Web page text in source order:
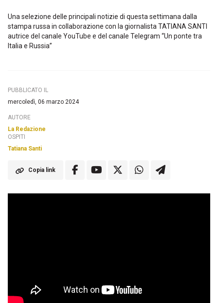
Una selezione delle principali notizie di questa settimana dalla
stampa russa in collaborazione con la giornalista TATIANA SANTI
autrice del canale YouTube e del canale Telegram “Un ponte tra
Italia e Russia”
PUBBLICATO IL
mercoledì, 06 marzo 2024
AUTORE
La Redazione
OSPITI
Tatiana Santi
Copia link